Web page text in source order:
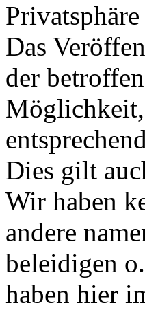
Privatsphäre
Das
der
Möglichkeit,
Dies gilt
Wir haben
andere
beleidigen
haben hier